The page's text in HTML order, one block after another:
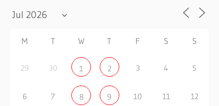
M T W T F S S
29 30 1 2 3 4 5
6 7 8 9 10 11 12